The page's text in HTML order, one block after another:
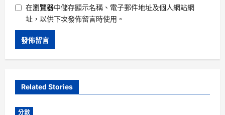
在瀏覽器中儲存顯示名稱、電子郵件地址及個人網站網
址，以供下次發佈留言時使用。
Related Stories
分數